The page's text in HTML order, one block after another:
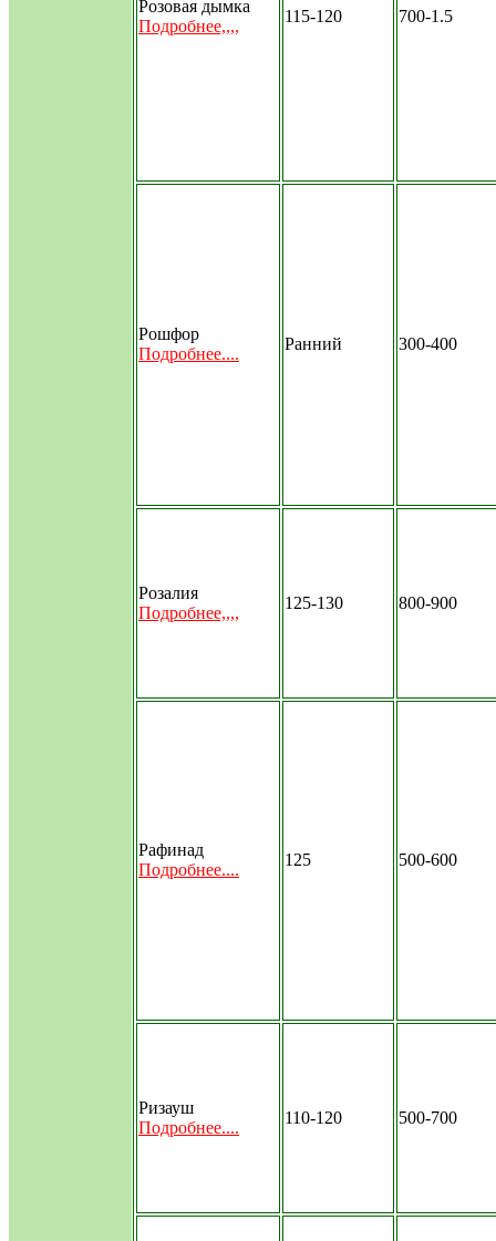
Розовая дымка
Подробнее,,,,
115-120 700-1.5
Рошфор
Подробнее....
Ранний 300-400
Розалия
Подробнее,,,,
125-130 800-900
Рафинад
Подробнее....
125 500-600
Ризауш
Подробнее....
110-120 500-700